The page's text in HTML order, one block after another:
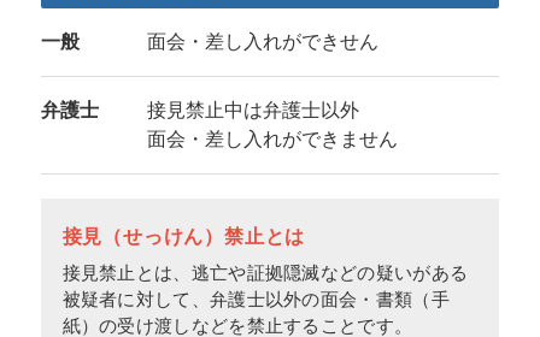
一般 面会・差し入れができせん
弁護士
接見禁止中は弁護士以外
面会・差し入れができません
接見（せっけん）禁止とは
接見禁止とは、逃亡や証拠隠滅などの疑いがある
被疑者に対して、弁護士以外の面会・書類（手
紙）の受け渡しなどを禁止することです。